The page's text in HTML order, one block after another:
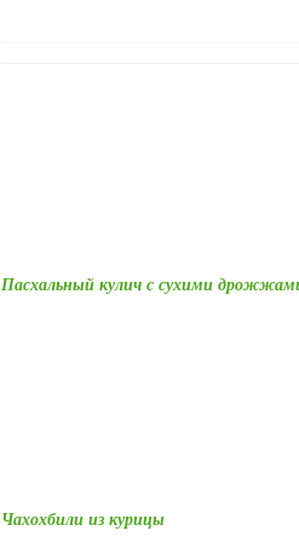
Пасхальный кулич с сухими
Чахохбили из курицы